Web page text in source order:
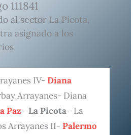
111841
al sector La Picota,
asignado a los
IV- Diana
Arrayanes- Diana
Paz– La Picota– La
Arrayanes II- Palermo